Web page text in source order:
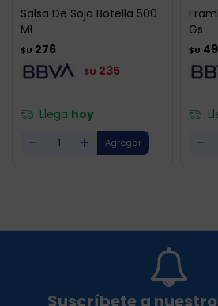
Salsa De Soja Botella 500
Ml
$U 276
$U 235
Llega hoy
- +
Gs
$U
-
Suscríbete a